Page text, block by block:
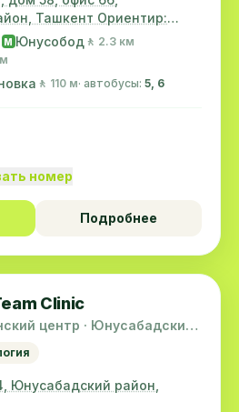
Ташкент Ориентир:
M Юнусобод 🚶 2.3 км
🚶 110 м· автобусы: 5, 6
номер
Подробнее
Clinic
центр · Юнусабадский
Юнусабадский район,